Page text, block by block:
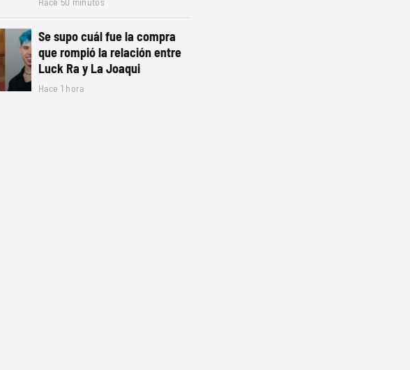
Se supo cuál fue la compra
que rompió la relación entre
Luck Ra y La Joaqui
Hace 1 hora